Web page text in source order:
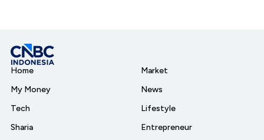
Home
My Money
Tech
Sharia
Market
News
Lifestyle
Entrepreneur